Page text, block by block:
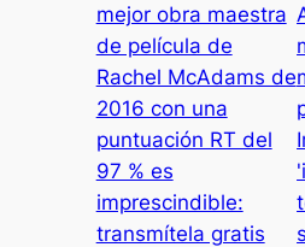
mejor obra maestra
de película de
Rachel McAdams de
2016 con una
puntuación RT del
97 % es
imprescindible:
transmítela gratis